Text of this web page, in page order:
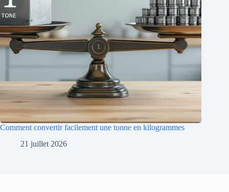
Comment convertir facilement une tonne en kilogrammes
21 juillet 2026